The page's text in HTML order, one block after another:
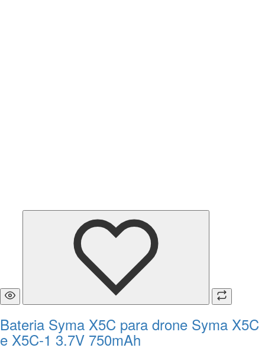
Bateria Syma X5C para drone Syma X5C
e X5C-1 3.7V 750mAh